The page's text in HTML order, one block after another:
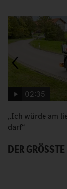
02:35
„Ich würde am
darf“
DER